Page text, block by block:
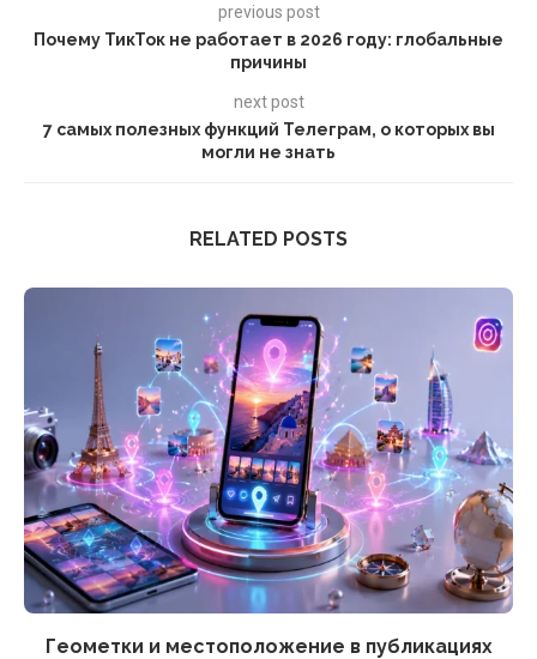
previous post
Почему ТикТок не работает в 2026 году: глобальные
причины
next post
7 самых полезных функций Телеграм, о которых вы
могли не знать
RELATED POSTS
Геометки и местоположение в публикациях